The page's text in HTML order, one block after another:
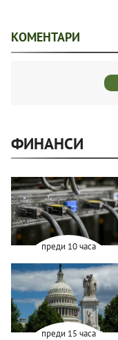
КОМЕНТАРИ
ФИНАНСИ
преди 10 часа
преди 15 часа